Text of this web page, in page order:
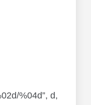
%04d”, d,